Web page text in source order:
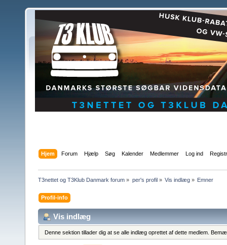
Hjem Forum Hjælp Søg Kalender Medlemmer Log ind
T3nettet og T3Klub Danmark forum » per's profil» Vis indlæg» Emner
Profil-info
Vis indlæg
Denne sektion tillader dig at se alle indlæg oprettet af dette medlem.